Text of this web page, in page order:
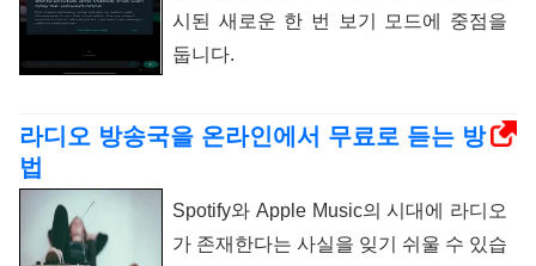
시된 새로운 한 번 보기 모드에 중점을
둡니다.
라디오 방송국을 온라인에서 무료로 듣는 방
법
Spotify와 Apple Music의 시대에 라디오
가 존재한다는 사실을 잊기 쉬울 수 있습